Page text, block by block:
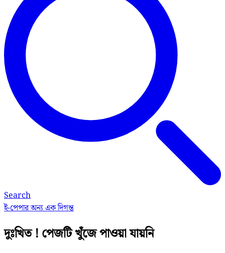
Search
ই-পেপারঅন্য এক দিগন্ত
দুঃখিত ! পেজটি খুঁজে পাওয়া যায়নি